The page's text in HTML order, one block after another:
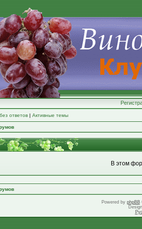
ответов | Активные темы
В этом
Powered by phpBB